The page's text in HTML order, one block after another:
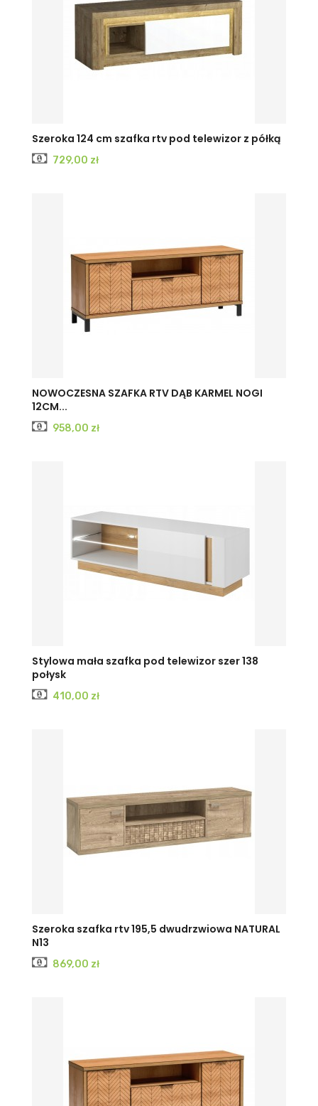
Szeroka 124 cm szafka rtv pod telewizor z półką
Cena
729,00 zł
NOWOCZESNA SZAFKA RTV DĄB KARMEL NOGI
12CM...
Cena
958,00 zł
Stylowa mała szafka pod telewizor szer 138
połysk
Cena
410,00 zł
Szeroka szafka rtv 195,5 dwudrzwiowa NATURAL
N13
Cena
869,00 zł